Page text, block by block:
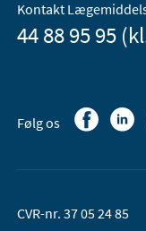
Kontakt
44 88 95 95
Følg os
CVR-nr. 37 05 24 85